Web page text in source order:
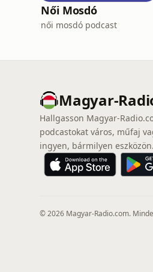
Női Mosdó
női mosdó podcast
Magyar-
Hallgasson Magyar-
podcastokat város, műfaj
ingyen, bármilyen eszközön.
© 2026 Magyar-Radio.com.